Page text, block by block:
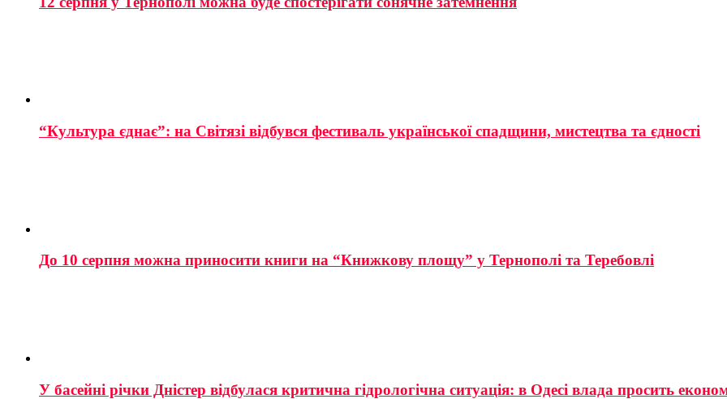
“Культура єднає”: на Світязі відбувся фестиваль української спадщини, мистецтва та єдності
До 10 серпня можна приносити книги на “Книжкову площу” у Тернополі та Теребовлі
У басейні річки Дністер відбулася критична гідрологічна ситуація: в Одесі влада просить